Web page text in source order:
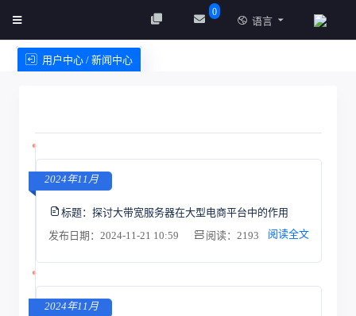
0
语言
用户中心 / 新闻中心
2024年11月
标题： 探讨大带宽服务器在大型电商平台中的作用
发布日期：2024-11-21 10:59
阅读：2193 阅读全文
2024年11月